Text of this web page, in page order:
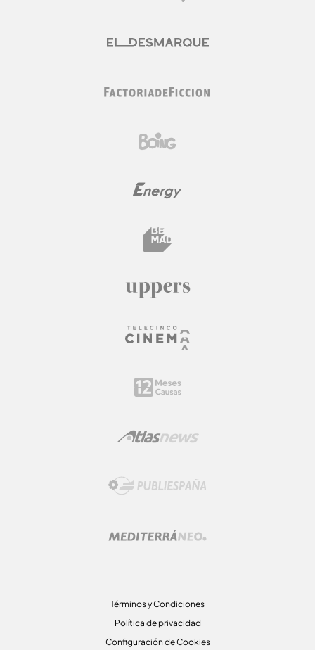
Términos y Condiciones
Política de privacidad
Configuración de Cookies